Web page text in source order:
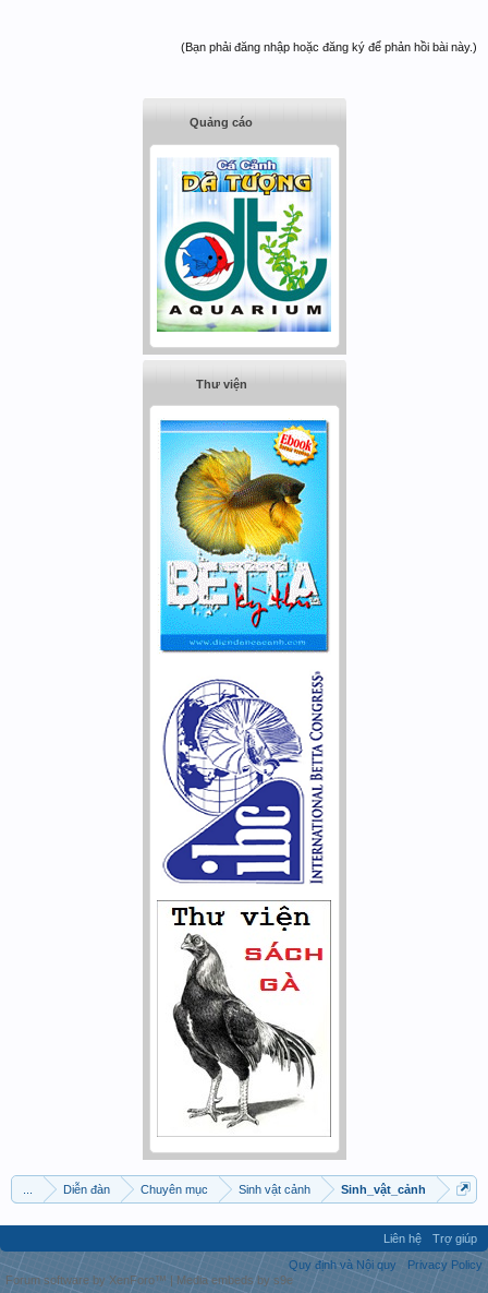
(Bạn phải đăng nhập hoặc đăng ký để phản hồi bài này.)
Quảng cáo
Thư viện
... Diễn đàn Chuyên mục Sinh vật cảnh Sinh_vật_cảnh
Liên hệ
Trợ giúp
Quy định và Nội quy
Privacy Policy
Forum software by XenForo™
Media embeds by s9e